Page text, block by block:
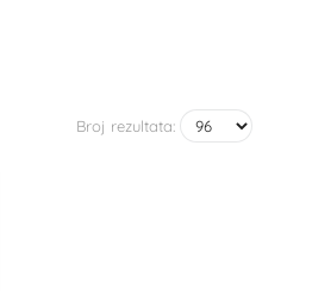
Broj rezultata: